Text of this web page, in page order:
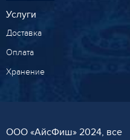
Услуги
Доставка
Оплата
Хранение
ООО «AйсФиш» 2024, все